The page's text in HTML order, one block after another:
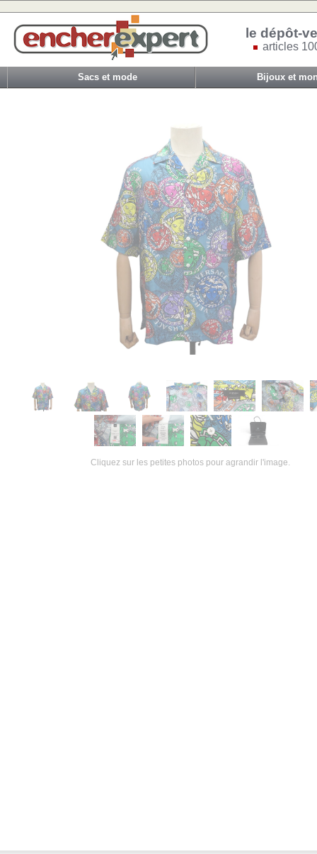
le dépôt-
articles
Sacs et mode Bijoux et
Cliquez sur les petites photos pour agrandir l'image.